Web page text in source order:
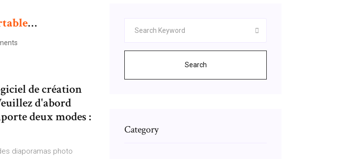
…
de création
d'abord
deux modes :
diaporamas photo
Search
Category